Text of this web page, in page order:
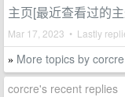
主页[最近查看过的
Mar 17, 2023 • Lastly
» More topics by corcre
corcre's recent replies